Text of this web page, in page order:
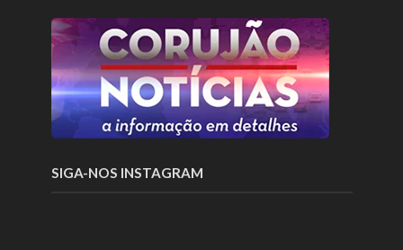
SIGA-NOS INSTAGRAM